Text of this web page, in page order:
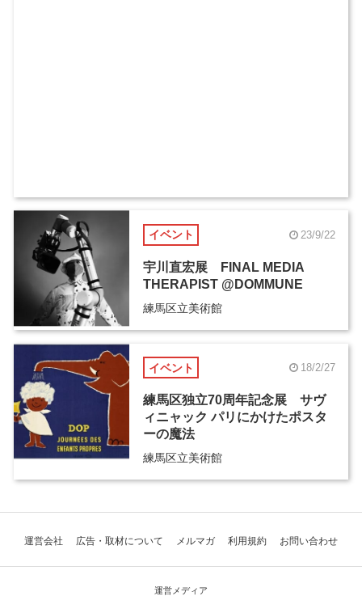
イベント 23/9/22
宇川直宏展 FINAL MEDIA
THERAPIST @DOMMUNE
練馬区立美術館
イベント 18/2/27
練馬区独立70周年記念展 サヴ
ィニャック パリにかけたポスタ
ーの魔法
練馬区立美術館
運営会社 広告・取材について メルマガ 利用規約 お問い合わせ
運営メディア